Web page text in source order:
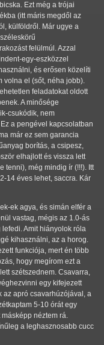
Ezt még a trójai
(itt máris megdől az
külföldről. Már ugye a
felülmúl. Azzal
egy-eszközzel
és erősen közelíti
volna el (sőt, néha jobb).
feladatokat oldott
A minősége
csukódik, nem
a pengével kapcsolatban
már ez sem garancia
borítás, a csipesz,
elhajlott és vissza lett
tenni), még mindig ír (!!!). Itt
14 éves lehet, saccra. Kár
ek agya, és simán elfér a
vastag, mégis az 1.0-ás
Amit hiányolok róla
kihasználni, az a horog.
funkciója, mert én több
hogy megírom ezt a
szétszednem. Csavarra,
egy kifejezett
az apró csavarhúzójával, a
5-10 órát egy
néztem rá.
a leghasznosabb cucc